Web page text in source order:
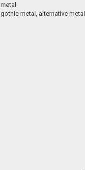
metal
gothic metal, alternative metal